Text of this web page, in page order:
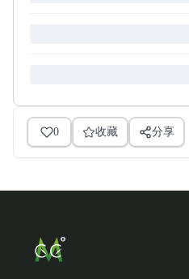
0 收藏 分享